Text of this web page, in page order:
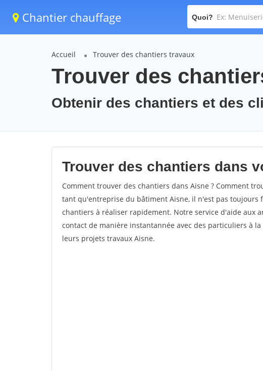
Chantier chauffage Quoi?
Accueil Trouver des chantiers travaux
Trouver des
Obtenir des chantiers et des
Trouver des chantiers dans
Comment trouver des chantiers dans Aisne ? Comment
tant qu'entreprise du bâtiment Aisne, il n'est pas toujours
chantiers à réaliser rapidement. Notre service d'aide aux
contact de manière instantannée avec des particuliers à
leurs projets travaux Aisne.